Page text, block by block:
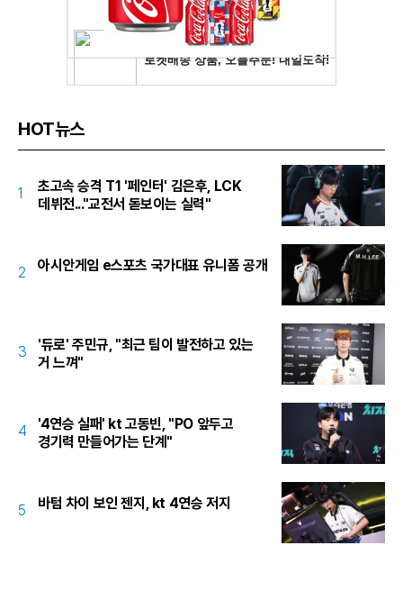
HOT뉴스
1
초고속 승격 T1 '페인터' 김은후, LCK
데뷔전..."교전서 돋보이는 실력"
2 아시안게임 e스포츠 국가대표 유니폼 공개
3
'듀로' 주민규, "최근 팀이 발전하고 있는
거 느껴"
4
'4연승 실패' kt 고동빈, "PO 앞두고
경기력 만들어가는 단계"
5 바텀 차이 보인 젠지, kt 4연승 저지